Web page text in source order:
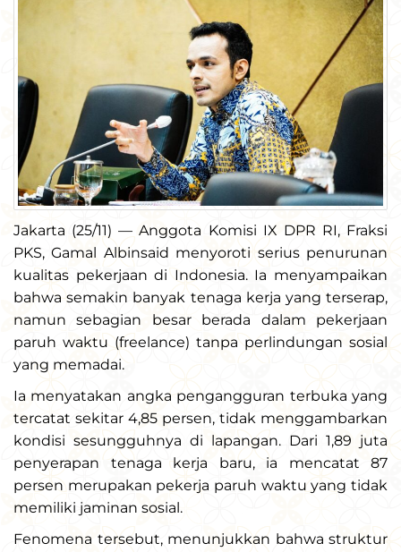
Jakarta (25/11) — Anggota Komisi IX DPR RI, Fraksi
PKS, Gamal Albinsaid menyoroti serius penurunan
kualitas pekerjaan di Indonesia. Ia menyampaikan
bahwa semakin banyak tenaga kerja yang terserap,
namun sebagian besar berada dalam pekerjaan
paruh waktu (freelance) tanpa perlindungan sosial
yang memadai.
Ia menyatakan angka pengangguran terbuka yang
tercatat sekitar 4,85 persen, tidak menggambarkan
kondisi sesungguhnya di lapangan. Dari 1,89 juta
penyerapan tenaga kerja baru, ia mencatat 87
persen merupakan pekerja paruh waktu yang tidak
memiliki jaminan sosial.
Fenomena tersebut, menunjukkan bahwa struktur